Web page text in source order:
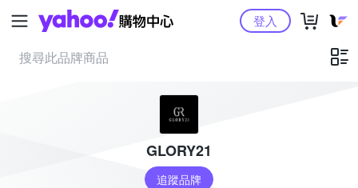
Yahoo購物中心登入
GLORY21
追蹤品牌